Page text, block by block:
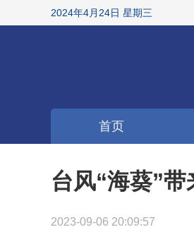
2024年4月24日 星期三
首页
台风“海葵”
2023-09-06 20:09:57